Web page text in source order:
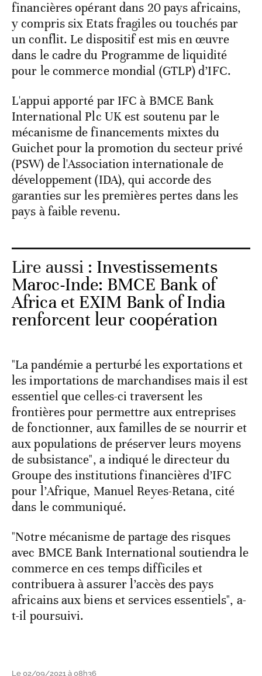
financières opérant dans 20 pays africains,
y compris six Etats fragiles ou touchés par
un conflit. Le dispositif est mis en œuvre
dans le cadre du Programme de liquidité
pour le commerce mondial (GTLP) d’IFC.
L'appui apporté par IFC à BMCE Bank
International Plc UK est soutenu par le
mécanisme de financements mixtes du
Guichet pour la promotion du secteur privé
(PSW) de l'Association internationale de
développement (IDA), qui accorde des
garanties sur les premières pertes dans les
pays à faible revenu.
Lire aussi : Investissements
Maroc-Inde: BMCE Bank of
Africa et EXIM Bank of India
renforcent leur coopération
"La pandémie a perturbé les exportations et
les importations de marchandises mais il est
essentiel que celles-ci traversent les
frontières pour permettre aux entreprises
de fonctionner, aux familles de se nourrir et
aux populations de préserver leurs moyens
de subsistance", a indiqué le directeur du
Groupe des institutions financières d’IFC
pour l’Afrique, Manuel Reyes-Retana, cité
dans le communiqué.
"Notre mécanisme de partage des risques
avec BMCE Bank International soutiendra le
commerce en ces temps difficiles et
contribuera à assurer l’accès des pays
africains aux biens et services essentiels", a-
t-il poursuivi.
Le 02/09/2021 à 08h36